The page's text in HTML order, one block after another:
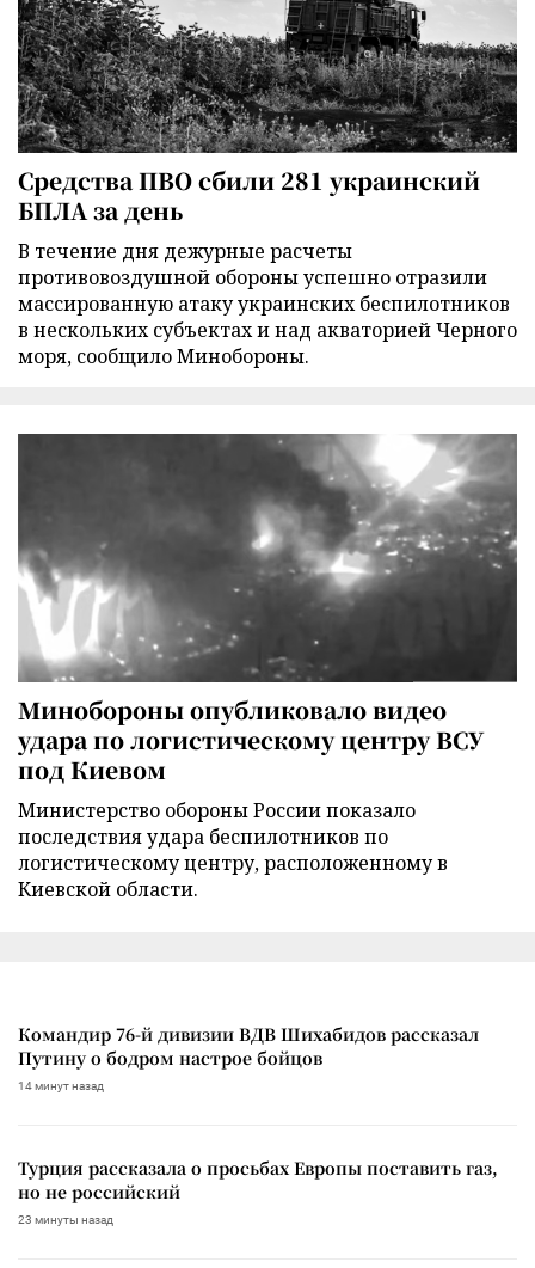
Средства ПВО сбили 281 украинский
БПЛА за день
В течение дня дежурные расчеты
противовоздушной обороны успешно отразили
массированную атаку украинских беспилотников
в нескольких субъектах и над акваторией Черного
моря, сообщило Минобороны.
Минобороны опубликовало видео
удара по логистическому центру ВСУ
под Киевом
Министерство обороны России показало
последствия удара беспилотников по
логистическому центру, расположенному в
Киевской области.
Командир 76-й дивизии ВДВ Шихабидов рассказал
Путину о бодром настрое бойцов
14 минут назад
Турция рассказала о просьбах Европы поставить газ,
но не российский
23 минуты назад